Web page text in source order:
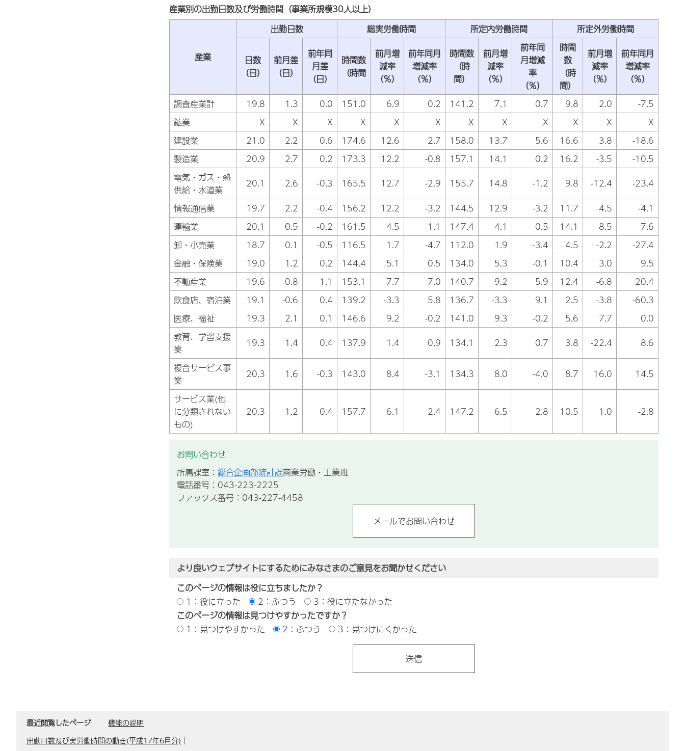
産業別の出勤日数及び労働時間（事業所規模30人以上）
産業
出勤日数 総実労働時間 所定内労働時間 所定外労働時間
日数
（日）
前月差
（日）
前年同
月差
（日）
時間数
（時間
前月増
減率
（％）
前年同月
増減率
（％）
時間数
（時
間）
前月増
減率
（％）
前年同
月増減
率
（％）
時間
数
（時
間）
前月増
減率
（％）
前年同月
増減率
（％）
調査産業計
19.8 1.3 0.0 151.0 6.9 0.2 141.2 7.1 0.7 9.8 2.0
-7.5
鉱業
X X X X X X X X X X X
X
建設業
21.0 2.2 0.6 174.6 12.6 2.7 158.0 13.7 5.6 16.6 3.8
-18.6
製造業
20.9 2.7 0.2 173.3 12.2 -0.8 157.1 14.1 0.2 16.2 -3.5
-10.5
電気・ガス・熱
供給・水道業
20.1 2.6 -0.3 165.5 12.7 -2.9 155.7 14.8 -1.2 9.8 -12.4
-23.4
情報通信業
19.7 2.2 -0.4 156.2 12.2 -3.2 144.5 12.9 -3.2 11.7 4.5
-4.1
運輸業
20.1 0.5 -0.2 161.5 4.5 1.1 147.4 4.1 0.5 14.1 8.5
7.6
卸・小売業
18.7 0.1 -0.5 116.5 1.7 -4.7 112.0 1.9 -3.4 4.5 -2.2
-27.4
金融・保険業
19.0 1.2 0.2 144.4 5.1 0.5 134.0 5.3 -0.1 10.4 3.0
9.5
不動産業
19.6 0.8 1.1 153.1 7.7 7.0 140.7 9.2 5.9 12.4 -6.8
20.4
飲食店、宿泊業
19.1 -0.6 0.4 139.2 -3.3 5.8 136.7 -3.3 9.1 2.5 -3.8
-60.3
医療、福祉
19.3 2.1 0.1 146.6 9.2 -0.2 141.0 9.3 -0.2 5.6 7.7
0.0
教育、学習支援
業
19.3 1.4 0.4 137.9 1.4 0.9 134.1 2.3 0.7 3.8 -22.4
8.6
複合サービス事
業
20.3 1.6 -0.3 143.0 8.4 -3.1 134.3 8.0 -4.0 8.7 16.0
14.5
サービス業(他
に分類されない
もの)
20.3 1.2 0.4 157.7 6.1 2.4 147.2 6.5 2.8 10.5 1.0 -2.8
お問い合わせ
所属課室： 総合企画部統計課商業労働・工業班
電話番号：043-223-2225
ファックス番号：043-227-4458
より良いウェブサイトにするためにみなさまのご意見をお聞かせください
このページの情報は役に立ちましたか？
1：役に立った
2：ふつう
3：役に立たなかった
このページの情報は見つけやすかったですか？
1：見つけやすかった
2：ふつう 3：見つけにくかった
最近閲覧したページ
機能の説明
出勤日数及び実労働時間の動き(平成17年6月分) ｜